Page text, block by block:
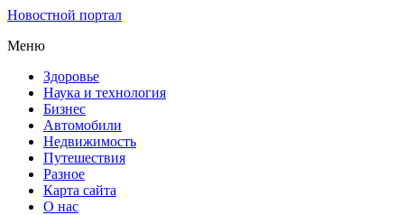
Новостной портал
Меню
Здоровье
Наука и технология
Бизнес
Автомобили
Недвижимость
Путешествия
Разное
Карта сайта
О нас